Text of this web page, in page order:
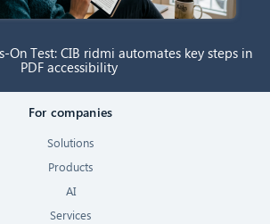
On Test: CIB ridmi automates key steps in
PDF accessibility
For companies
Solutions
Products
AI
Services